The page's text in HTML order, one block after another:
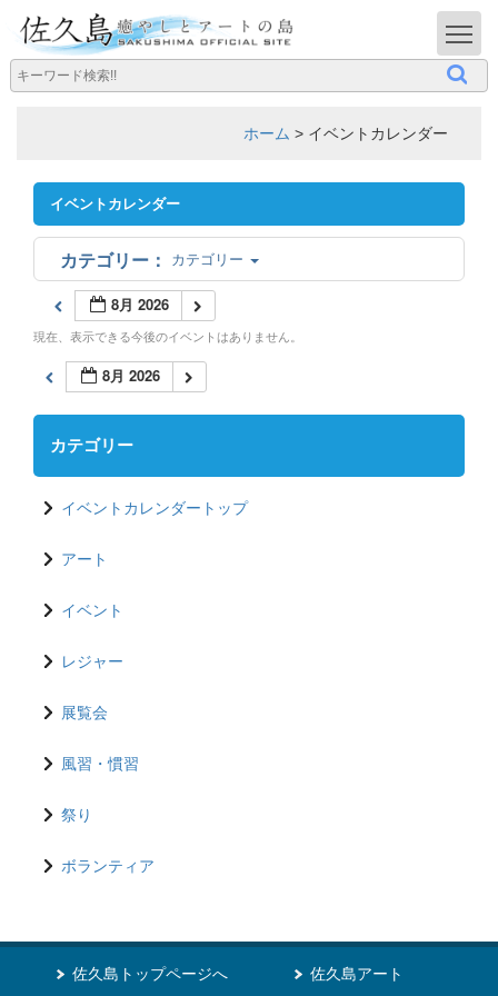
ホーム > イベントカレンダー
イベントカレンダー
カテゴリー
8月 2026
現在、表示できる今後のイベントはありません。
8月 2026
カテゴリー
イベントカレンダートップ
アート
イベント
レジャー
展覧会
風習・慣習
祭り
ボランティア
佐久島トップページへ 佐久島アート